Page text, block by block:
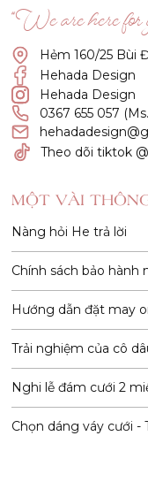
“We are here for
Hẻm 160/25 Bùi
Hehada Design
Hehada Design
0367 655 057
Theo dõi tiktok
MỘT VÀI
Nàng hỏi He trả lời
Chính sách bảo hành
Hướng dẫn đặt may
Trải nghiệm của cô
Nghi lễ đám cưới 2
Chọn dáng váy cưới -